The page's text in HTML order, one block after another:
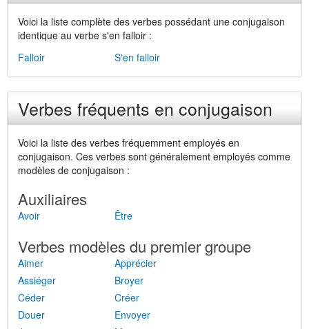
Voici la liste complète des verbes possédant une conjugaison
identique au verbe s'en falloir :
Falloir
S'en falloir
Verbes fréquents en conjugaison
Voici la liste des verbes fréquemment employés en
conjugaison. Ces verbes sont généralement employés comme
modèles de conjugaison :
Auxiliaires
Avoir Être
Verbes modèles du premier groupe
Aimer
Apprécier
Assiéger
Broyer
Céder
Créer
Douer
Envoyer